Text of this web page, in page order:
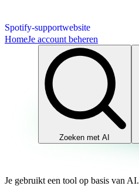
Spotify-supportwebsite
HomeJe account beheren
Zoeken met AI
Je gebruikt een tool op basis van AI.